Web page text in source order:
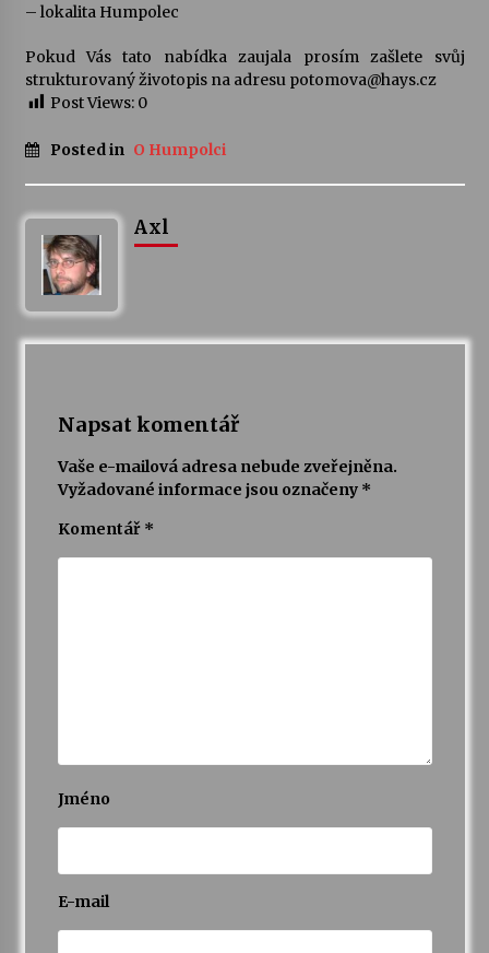
3. 7. 2026
30. 6. 2026
– lokalita Humpolec
Pokud Vás tato nabídka zaujala prosím zašlete svůj
strukturovaný životopis na adresu potomova@hays.cz
Post Views: 0
Posted in O Humpolci
Axl
Napsat komentář
Vaše e-mailová adresa nebude zveřejněna.
Vyžadované informace jsou označeny *
Komentář *
Jméno
E-mail